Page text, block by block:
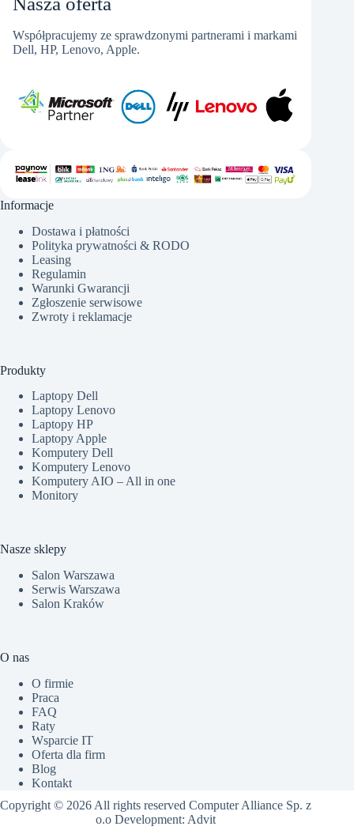
Współpracujemy ze sprawdzonymi partnerami i markami
Dell, HP, Lenovo, Apple.
Informacje
Dostawa i płatności
Polityka prywatności & RODO
Leasing
Regulamin
Warunki Gwarancji
Zgłoszenie serwisowe
Zwroty i reklamacje
Produkty
Laptopy Dell
Laptopy Lenovo
Laptopy HP
Laptopy Apple
Komputery Dell
Komputery Lenovo
Komputery AIO – All in one
Monitory
Nasze sklepy
Salon Warszawa
Serwis Warszawa
Salon Kraków
O nas
O firmie
Praca
FAQ
Raty
Wsparcie IT
Oferta dla firm
Blog
Kontakt
Copyright © 2026 All rights reserved Computer Alliance Sp. z
o.o Development: Advit